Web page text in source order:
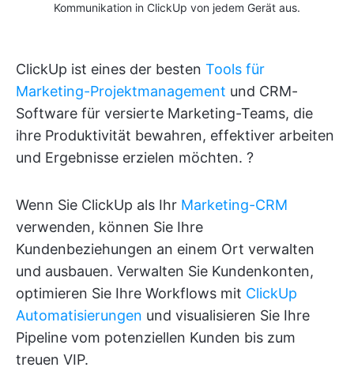
Kommunikation in ClickUp von jedem Gerät aus.
ClickUp ist eines der besten Tools für
Marketing-Projektmanagement und CRM-
Software für versierte Marketing-Teams, die
ihre Produktivität bewahren, effektiver arbeiten
und Ergebnisse erzielen möchten. ?
Wenn Sie ClickUp als Ihr Marketing-CRM
verwenden, können Sie Ihre
Kundenbeziehungen an einem Ort verwalten
und ausbauen. Verwalten Sie Kundenkonten,
optimieren Sie Ihre Workflows mit ClickUp
Automatisierungen und visualisieren Sie Ihre
Pipeline vom potenziellen Kunden bis zum
treuen VIP.